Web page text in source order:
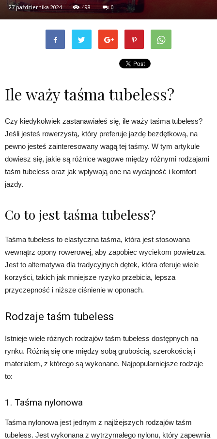
27 października 2024 498 0
Ile waży taśma tubeless?
Czy kiedykolwiek zastanawiałeś się, ile waży taśma tubeless?
Jeśli jesteś rowerzystą, który preferuje jazdę bezdętkową, na
pewno jesteś zainteresowany wagą tej taśmy. W tym artykule
dowiesz się, jakie są różnice wagowe między różnymi rodzajami
taśm tubeless oraz jak wpływają one na wydajność i komfort
jazdy.
Co to jest taśma tubeless?
Taśma tubeless to elastyczna taśma, która jest stosowana
wewnątrz opony rowerowej, aby zapobiec wyciekom powietrza.
Jest to alternatywa dla tradycyjnych dętek, która oferuje wiele
korzyści, takich jak mniejsze ryzyko przebicia, lepsza
przyczepność i niższe ciśnienie w oponach.
Rodzaje taśm tubeless
Istnieje wiele różnych rodzajów taśm tubeless dostępnych na
rynku. Różnią się one między sobą grubością, szerokością i
materiałem, z którego są wykonane. Najpopularniejsze rodzaje
to:
1. Taśma nylonowa
Taśma nylonowa jest jednym z najlżejszych rodzajów taśm
tubeless. Jest wykonana z wytrzymałego nylonu, który zapewnia